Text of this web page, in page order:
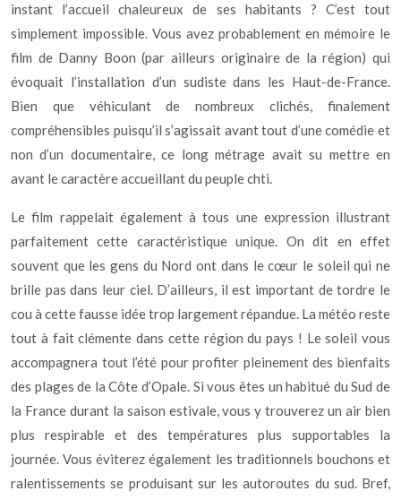
instant l’accueil chaleureux de ses habitants ? C’est tout
simplement impossible. Vous avez probablement en mémoire le
film de Danny Boon (par ailleurs originaire de la région) qui
évoquait l’installation d’un sudiste dans les Haut-de-France.
Bien que véhiculant de nombreux clichés, finalement
compréhensibles puisqu’il s’agissait avant tout d’une comédie et
non d’un documentaire, ce long métrage avait su mettre en
avant le caractère accueillant du peuple chti.
Le film rappelait également à tous une expression illustrant
parfaitement cette caractéristique unique. On dit en effet
souvent que les gens du Nord ont dans le cœur le soleil qui ne
brille pas dans leur ciel. D’ailleurs, il est important de tordre le
cou à cette fausse idée trop largement répandue. La météo reste
tout à fait clémente dans cette région du pays ! Le soleil vous
accompagnera tout l’été pour profiter pleinement des bienfaits
des plages de la Côte d’Opale. Si vous êtes un habitué du Sud de
la France durant la saison estivale, vous y trouverez un air bien
plus respirable et des températures plus supportables la
journée. Vous éviterez également les traditionnels bouchons et
ralentissements se produisant sur les autoroutes du sud. Bref,